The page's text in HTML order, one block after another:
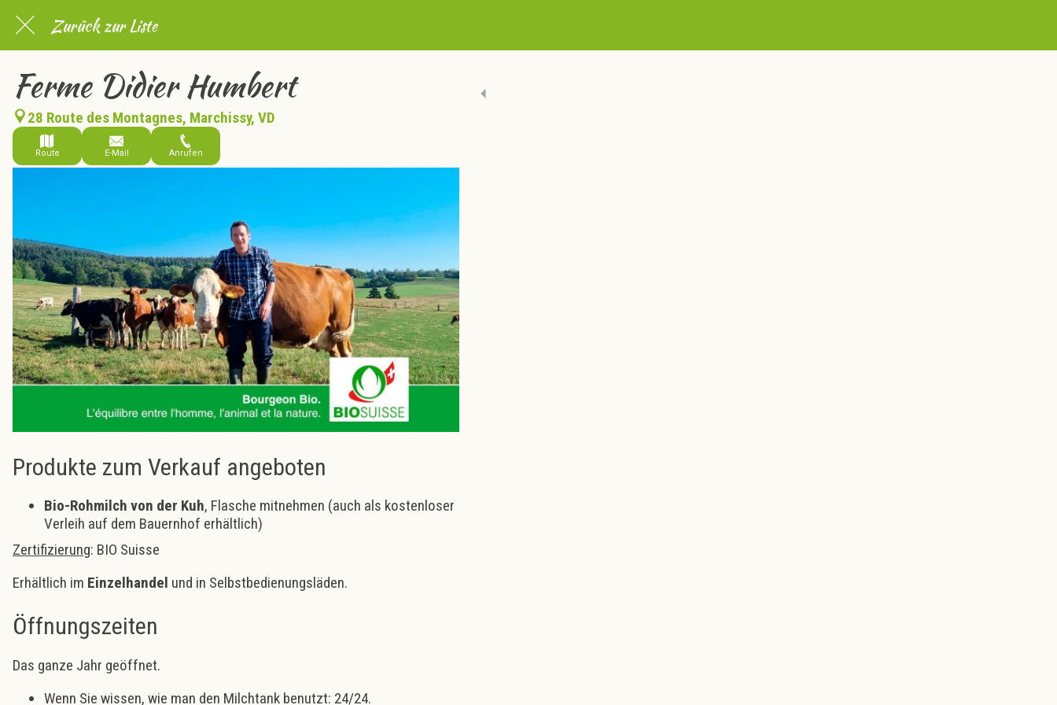
Zurück zur Liste
Ferme Didier Humbert
28 Route des Montagnes, Marchissy, VD
Route E-Mail Anrufen
Produkte zum Verkauf angeboten
Bio-Rohmilch von der Kuh, Flasche mitnehmen (auch als kostenloser
Verleih auf dem Bauernhof erhältlich)
Zertifizierung: BIO Suisse
Erhältlich im Einzelhandel und in Selbstbedienungsläden.
Öffnungszeiten
Das ganze Jahr geöffnet.
Wenn Sie wissen, wie man den Milchtank benutzt: 24/24.